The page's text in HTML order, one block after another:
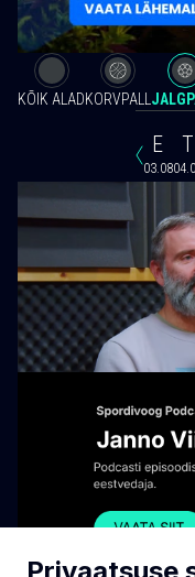
KÕIK ALADKORVPALL
E
03.08
T